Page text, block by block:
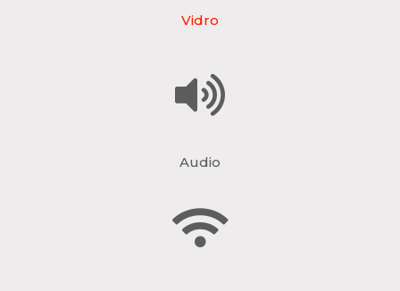
Vidro
Audio